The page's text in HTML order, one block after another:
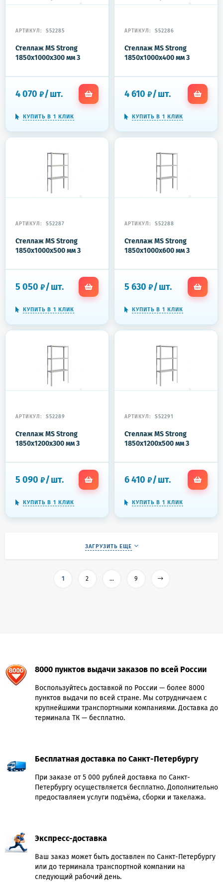
АРТИКУЛ: S52285
Стеллаж MS Strong
1850x1000x300 мм 3
4 070 ₽/шт.
КУПИТЬ В 1 КЛИК
АРТИКУЛ: S52286
Стеллаж MS Strong
1850x1000x400 мм 3
4 610 ₽/шт.
КУПИТЬ В 1 КЛИК
АРТИКУЛ: S52287
Стеллаж MS Strong
1850x1000x500 мм 3
5 050 ₽/шт.
КУПИТЬ В 1 КЛИК
АРТИКУЛ: S52288
Стеллаж MS Strong
1850x1000x600 мм 3
5 630 ₽/шт.
КУПИТЬ В 1 КЛИК
АРТИКУЛ: S52289
Стеллаж MS Strong
1850x1200x300 мм 3
5 090 ₽/шт.
КУПИТЬ В 1 КЛИК
АРТИКУЛ: S52291
Стеллаж MS Strong
1850x1200x500 мм 3
6 410 ₽/шт.
КУПИТЬ В 1 КЛИК
ЗАГРУЗИТЬ ЕЩЕ
1 2 ... 9
8000 пунктов выдачи заказов по всей России
Воспользуйтесь доставкой по России — более 8000
пунктов выдачи по всей стране. Мы сотрудничаем с
крупнейшими транспортными компаниями. Доставка до
терминала ТК — бесплатно.
Бесплатная доставка по Санкт-Петербургу
При заказе от 5 000 рублей доставка по Санкт-
Петербургу осуществляется бесплатно. Дополнительно
предоставляем услуги подъёма, сборки и такелажа.
Экспресс-доставка
Ваш заказ может быть доставлен по Санкт-Петербургу
или до терминала транспортной компании на
следующий рабочий день.